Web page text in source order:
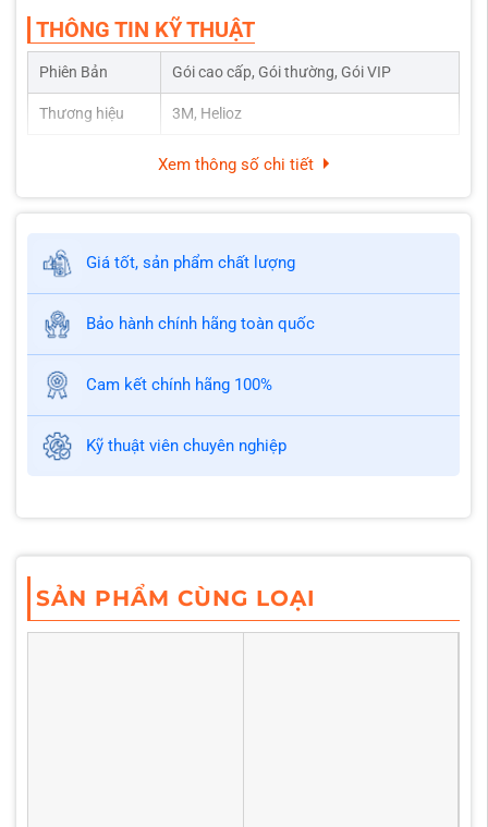
THÔNG TIN KỸ THUẬT
Phiên Bản Gói cao cấp, Gói thường, Gói VIP
Thương hiệu 3M, Helioz
Xem thông số chi tiết
Giá tốt, sản phẩm chất lượng
Bảo hành chính hãng toàn quốc
Cam kết chính hãng 100%
Kỹ thuật viên chuyên nghiệp
SẢN PHẨM CÙNG LOẠI